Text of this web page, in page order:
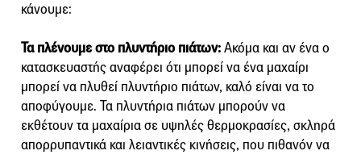
κάνουμε:
Τα πλένουμε στο πλυντήριο πιάτων:Ακόμα και αν ένα ο
κατασκευαστής αναφέρει ότι μπορεί να ένα μαχαίρι
μπορεί να πλυθεί πλυντήριο πιάτων, καλό είναι να το
αποφύγουμε. Τα πλυντήρια πιάτων μπορούν να
εκθέτουν τα μαχαίρια σε υψηλές θερμοκρασίες, σκληρά
απορρυπαντικά και λειαντικές κινήσεις, που πιθανόν να